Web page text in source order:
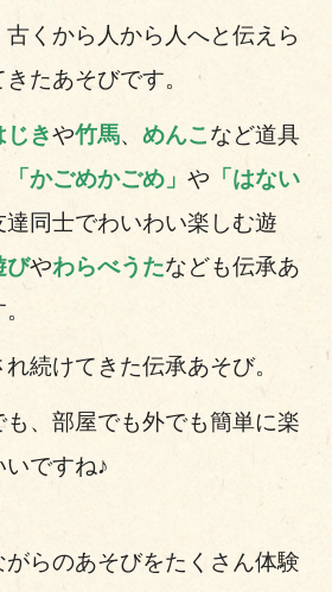
くから人から人へと伝えら
たあそびです。
じきや竹馬、めんこなど道具
「かごめかごめ」や 「はない
達同士でわいわい楽しむ遊
びやわらべうたなども伝承あ
続けてきた伝承あそび。
、部屋でも外でも簡単に楽
いですね♪
がらのあそびをたくさん体験